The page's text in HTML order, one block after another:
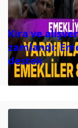
Kira ve
zamlandı:
destek